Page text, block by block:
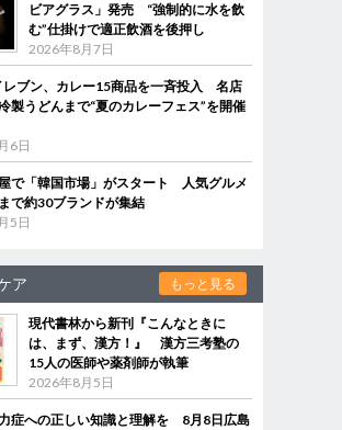
ビアグラス」発売 “強制的に水を飲
む”仕掛けで適正飲酒を後押し
2026年8月7日
レブン、カレー15商品を一斉投入 名店
製うどんまで“夏のカレーフェス”を開催
6日
で「韓国市場」がスタート 人気グルメ
で約30ブランドが集結
5日
ア もっと見る
現代書林から新刊『こんなときに
は、まず、漢方！』 漢方三考塾の
15人の医師や薬剤師が執筆
2026年8月5日
症への正しい知識と理解を 8月8日広島